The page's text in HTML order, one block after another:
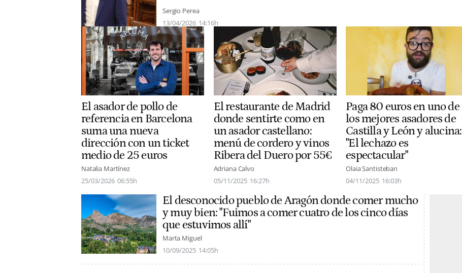
Sergio Perea
13/04/2026 14:16h
El asador de pollo de
referencia en Barcelona
suma una nueva
dirección con un ticket
medio de 25 euros
Natalia Martínez
25/03/2026 06:55h
El restaurante de Madrid
donde sentirte como en
un asador castellano:
menú de cordero y vinos
Ribera del Duero por 55€
Adriana Calvo
05/11/2025 16:27h
Paga 80 euros en uno de
los mejores asadores de
Castilla y León y alucina:
"El lechazo es
espectacular"
Olaia Santisteban
04/11/2025 16:03h
El desconocido pueblo de Aragón donde comer mucho
y muy bien: "Fuimos a comer cuatro de los cinco días
que estuvimos allí"
Marta Miguel
10/09/2025 14:05h